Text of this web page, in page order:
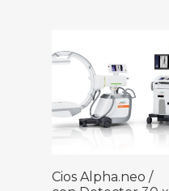
Leer Más
Cios Alpha.neo /